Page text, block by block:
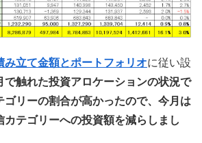
み立て金額とポートフォリオに従い設
で触れた投資アロケーションの状況で
ゴリーの割合が高かったので、今月は
カテゴリーへの投資額を減らしまし